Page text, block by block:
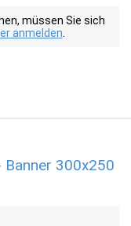
müssen Sie sich
anmelden
300x250